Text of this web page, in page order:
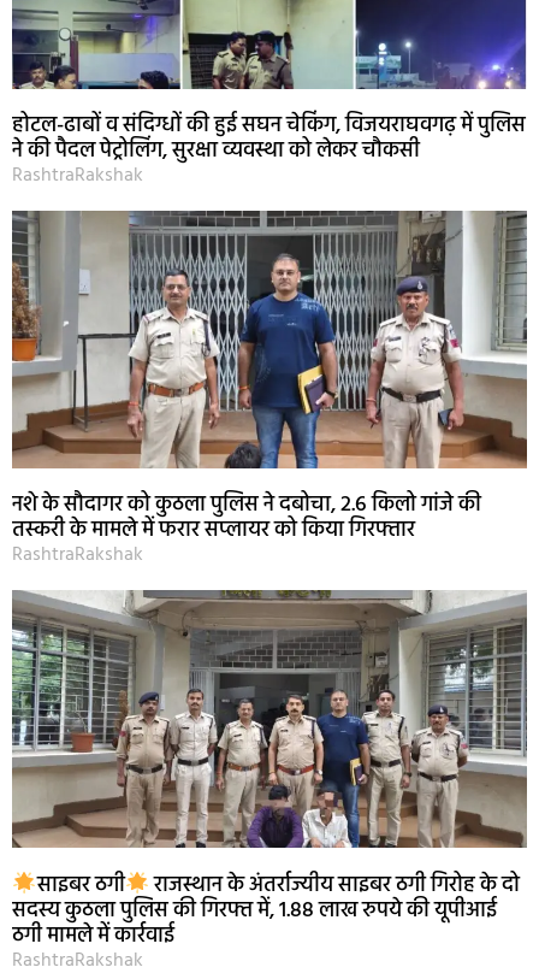
होटल-ढाबों व संदिग्धों की हुई सघन चेकिंग, विजयराघवगढ़ में पुलिस
ने की पैदल पेट्रोलिंग, सुरक्षा व्यवस्था को लेकर चौकसी
RashtraRakshak
नशे के सौदागर को कुठला पुलिस ने दबोचा, 2.6 किलो गांजे की
तस्करी के मामले में फरार सप्लायर को किया गिरफ्तार
RashtraRakshak
साइबर ठगी राजस्थान के अंतर्राज्यीय साइबर ठगी गिरोह के दो
सदस्य कुठला पुलिस की गिरफ्त में, 1.88 लाख रुपये की यूपीआई
ठगी मामले में कार्रवाई
RashtraRakshak